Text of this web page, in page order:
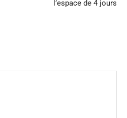
l’espace de 4 jours